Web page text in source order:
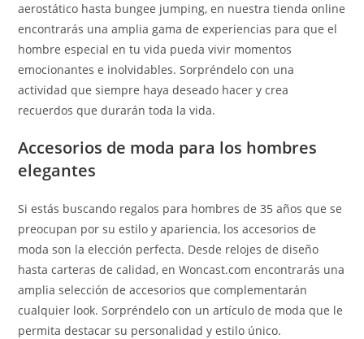
aerostático hasta bungee jumping, en nuestra tienda online
encontrarás una amplia gama de experiencias para que el
hombre especial en tu vida pueda vivir momentos
emocionantes e inolvidables. Sorpréndelo con una
actividad que siempre haya deseado hacer y crea
recuerdos que durarán toda la vida.
Accesorios de moda para los hombres
elegantes
Si estás buscando regalos para hombres de 35 años que se
preocupan por su estilo y apariencia, los accesorios de
moda son la elección perfecta. Desde relojes de diseño
hasta carteras de calidad, en Woncast.com encontrarás una
amplia selección de accesorios que complementarán
cualquier look. Sorpréndelo con un artículo de moda que le
permita destacar su personalidad y estilo único.